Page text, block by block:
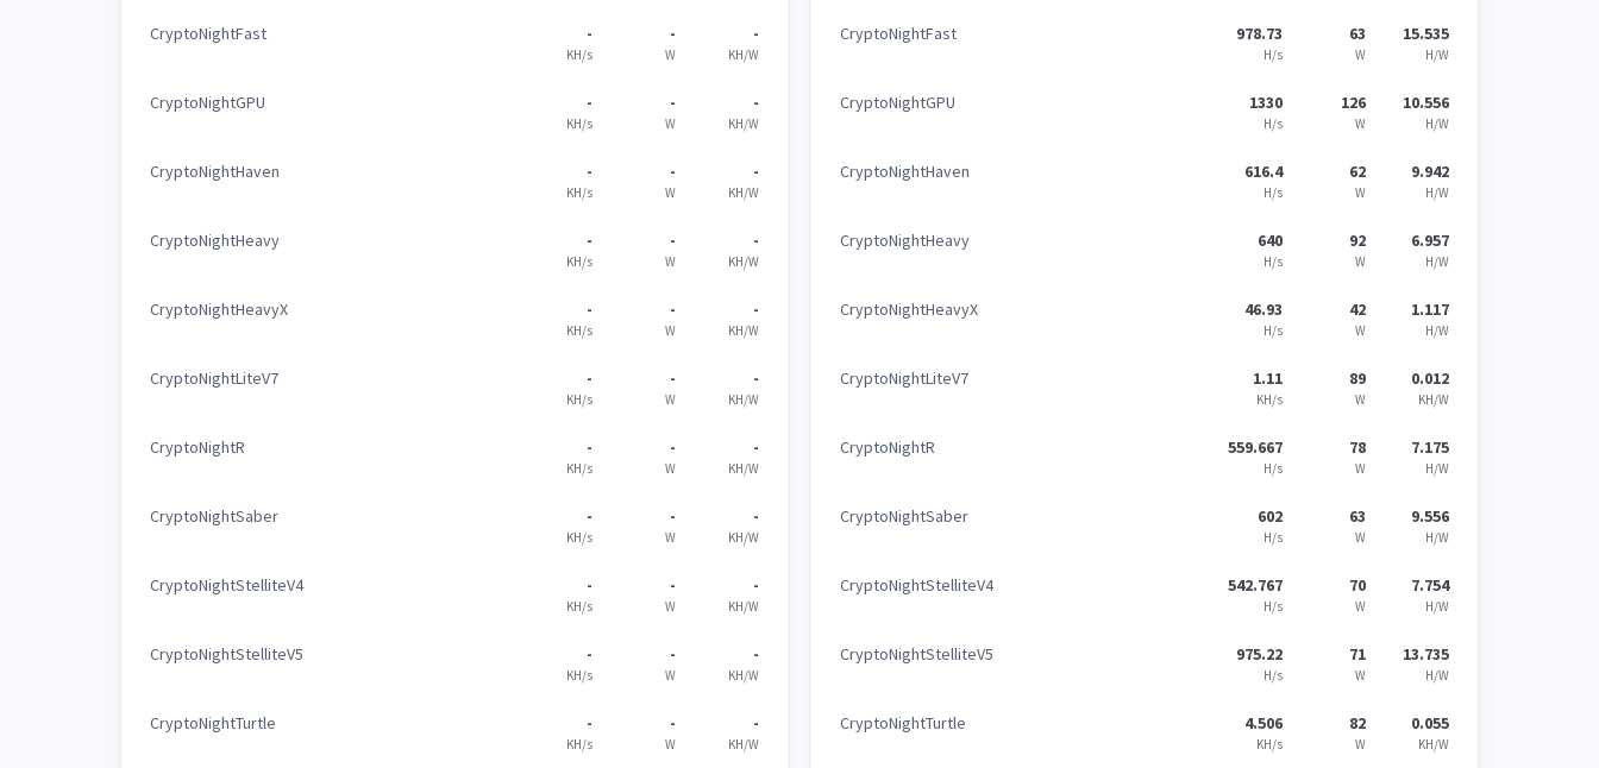
CryptoNightFast -
KH/s
-
W
-
KH/W
CryptoNightGPU -
KH/s
-
W
-
KH/W
CryptoNightHaven -
KH/s
-
W
-
KH/W
CryptoNightHeavy -
KH/s
-
W
-
KH/W
CryptoNightHeavyX -
KH/s
-
W
-
KH/W
CryptoNightLiteV7 -
KH/s
-
W
-
KH/W
CryptoNightR -
KH/s
-
W
-
KH/W
CryptoNightSaber -
KH/s
-
W
-
KH/W
CryptoNightStelliteV4 -
KH/s
-
W
-
KH/W
CryptoNightStelliteV5 -
KH/s
-
W
-
KH/W
CryptoNightTurtle -
KH/s
-
W
-
KH/W
CryptoNightFast 978.73
H/s
63
W
15.535
H/W
CryptoNightGPU 1330
H/s
126
W
10.556
H/W
CryptoNightHaven 616.4
H/s
62
W
9.942
H/W
CryptoNightHeavy 640
H/s
92
W
6.957
H/W
CryptoNightHeavyX 46.93
H/s
42
W
1.117
H/W
CryptoNightLiteV7 1.11
KH/s
89
W
0.012
KH/W
CryptoNightR 559.667
H/s
78
W
7.175
H/W
CryptoNightSaber 602
H/s
63
W
9.556
H/W
CryptoNightStelliteV4 542.767
H/s
70
W
7.754
H/W
CryptoNightStelliteV5 975.22
H/s
71
W
13.735
H/W
CryptoNightTurtle 4.506
KH/s
82
W
0.055
KH/W